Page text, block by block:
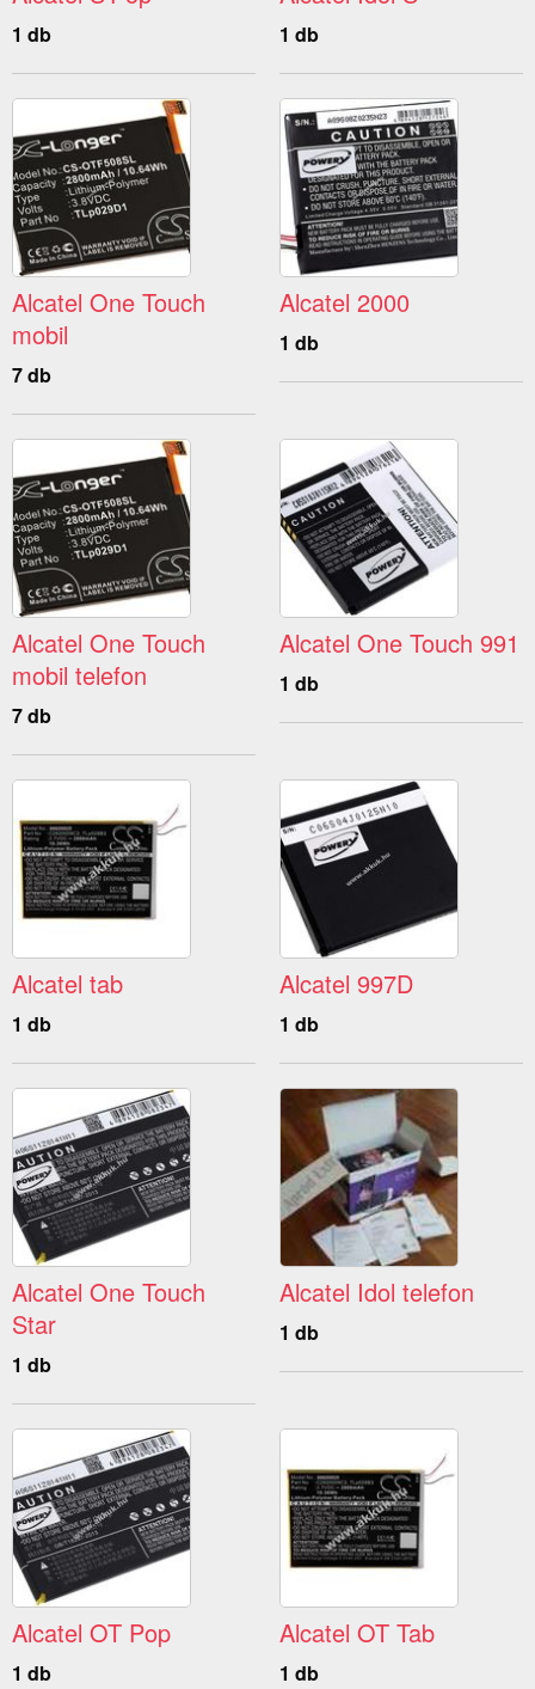
1 db 1 db
Alcatel One Touch
mobil
7 db
Alcatel 2000
1 db
Alcatel One Touch
mobil telefon
7 db
Alcatel One Touch 991
1 db
Alcatel tab
1 db
Alcatel 997D
1 db
Alcatel One Touch
Star
1 db
Alcatel Idol telefon
1 db
Alcatel OT Pop
1 db
Alcatel OT Tab
1 db